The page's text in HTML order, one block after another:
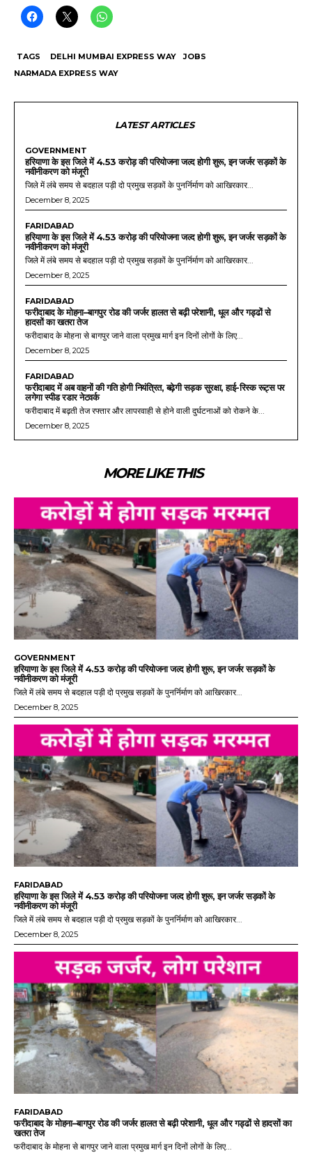
TAGS DELHI MUMBAI EXPRESS WAY
JOBS
NARMADA EXPRESS WAY
LATEST ARTICLES
GOVERNMENT
हरियाणा के इस जिले में 4.53 करोड़ की परियोजना जल्द होगी शुरू, इन जर्जर सड़कों के
नवीनीकरण को मंजूरी
जिले में लंबे समय से बदहाल पड़ी दो प्रमुख सड़कों के पुनर्निर्माण को आखिरकार...
December 8, 2025
FARIDABAD
हरियाणा के इस जिले में 4.53 करोड़ की परियोजना जल्द होगी शुरू, इन जर्जर सड़कों के
नवीनीकरण को मंजूरी
जिले में लंबे समय से बदहाल पड़ी दो प्रमुख सड़कों के पुनर्निर्माण को आखिरकार...
December 8, 2025
FARIDABAD
फरीदाबाद के मोहना–बागपुर रोड की जर्जर हालत से बढ़ी परेशानी, धूल और गड्ढों से
हादसों का खतरा तेज
फरीदाबाद के मोहना से बागपुर जाने वाला प्रमुख मार्ग इन दिनों लोगों के लिए...
December 8, 2025
FARIDABAD
फरीदाबाद में अब वाहनों की गति होगी नियंत्रित, बढ़ेगी सड़क सुरक्षा, हाई-रिस्क रूट्स पर
लगेगा स्पीड रडार नेटवर्क
फरीदाबाद में बढ़ती तेज रफ्तार और लापरवाही से होने वाली दुर्घटनाओं को रोकने के...
December 8, 2025
MORE LIKE THIS
GOVERNMENT
हरियाणा के इस जिले में 4.53 करोड़ की परियोजना जल्द होगी शुरू, इन जर्जर सड़कों के
नवीनीकरण को मंजूरी
जिले में लंबे समय से बदहाल पड़ी दो प्रमुख सड़कों के पुनर्निर्माण को आखिरकार...
December 8, 2025
FARIDABAD
हरियाणा के इस जिले में 4.53 करोड़ की परियोजना जल्द होगी शुरू, इन जर्जर सड़कों के
नवीनीकरण को मंजूरी
जिले में लंबे समय से बदहाल पड़ी दो प्रमुख सड़कों के पुनर्निर्माण को आखिरकार...
December 8, 2025
FARIDABAD
फरीदाबाद के मोहना–बागपुर रोड की जर्जर हालत से बढ़ी परेशानी, धूल और गड्ढों से हादसों का
खतरा तेज
फरीदाबाद के मोहना से बागपुर जाने वाला प्रमुख मार्ग इन दिनों लोगों के लिए...